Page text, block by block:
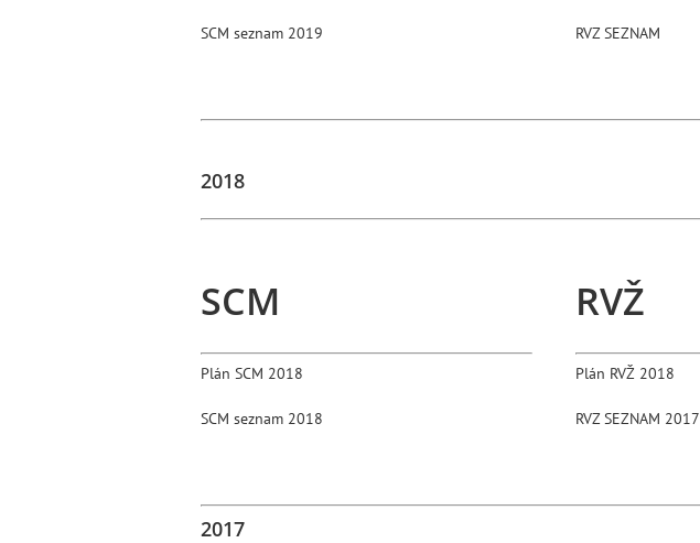
SCM seznam 2019 RVZ SEZNAM
2018
SCM
Plán SCM 2018
SCM seznam 2018
RVŽ
Plán RVŽ 2018
RVZ SEZNAM 2017
2017